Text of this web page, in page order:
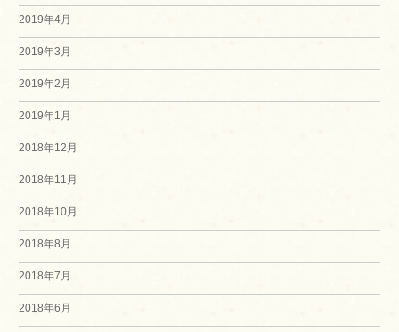
2019年4月
2019年3月
2019年2月
2019年1月
2018年12月
2018年11月
2018年10月
2018年8月
2018年7月
2018年6月